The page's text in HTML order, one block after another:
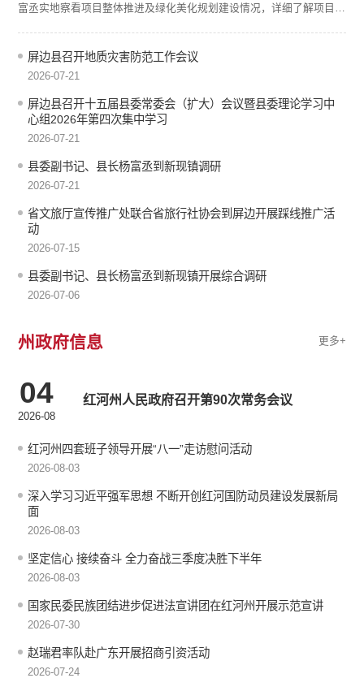
富丞实地察看项目整体推进及绿化美化规划建设情况，详细了解项目推
定时间节点倒排工期、挂图作战，抢抓施工黄金期，确保如期完成建设
任务；绿化美化方面要着眼长远，与校园功能布局和民族文化特色相融
屏边县召开地质灾害防范工作会议
2026-07-21
屏边县召开十五届县委常委会（扩大）会议暨县委理论学习中
心组2026年第四次集中学习
2026-07-21
县委副书记、县长杨富丞到新现镇调研
2026-07-21
省文旅厅宣传推广处联合省旅行社协会到屏边开展踩线推广活
动
2026-07-15
县委副书记、县长杨富丞到新现镇开展综合调研
2026-07-06
州政府信息
04
2026-08
红河州人民政府召开第90次常务会议
红河州四套班子领导开展“八一”走访慰问活动
2026-08-03
深入学习习近平强军思想 不断开创红河国防动员建设发展新局
面
2026-08-03
坚定信心 接续奋斗 全力奋战三季度决胜下半年
2026-08-03
国家民委民族团结进步促进法宣讲团在红河州开展示范宣讲
2026-07-30
赵瑞君率队赴广东开展招商引资活动
2026-07-24
更多+